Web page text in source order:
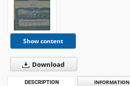
Show content
Download
DESCRIPTION INFORMATION